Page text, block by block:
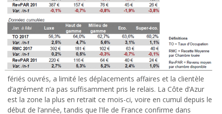
fériés ouvrés, a limité les déplacements affaires et la clientèle
d’agrément n’a pas suffisamment pris le relais. La Côte d’Azur
est la zone la plus en retrait ce mois-ci, voire en cumul depuis le
début de l’année, tandis que l’Ile de France confirme dans